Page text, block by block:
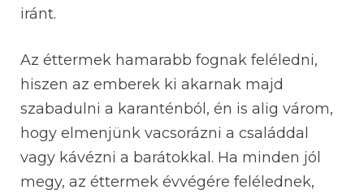
iránt.
Az éttermek hamarabb fognak feléledni,
hiszen az emberek ki akarnak majd
szabadulni a karanténból, én is alig várom,
hogy elmenjünk vacsorázni a családdal
vagy kávézni a barátokkal. Ha minden jól
megy, az éttermek évvégére felélednek,